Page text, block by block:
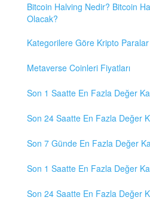
Bitcoin Halving Nedir? Bitcoin
Olacak?
Kategorilere Göre Kripto Paralar
Metaverse Coinleri Fiyatları
Son 1 Saatte En Fazla Değer
Son 24 Saatte En Fazla Değer
Son 7 Günde En Fazla Değer
Son 1 Saatte En Fazla Değer
Son 24 Saatte En Fazla Değer